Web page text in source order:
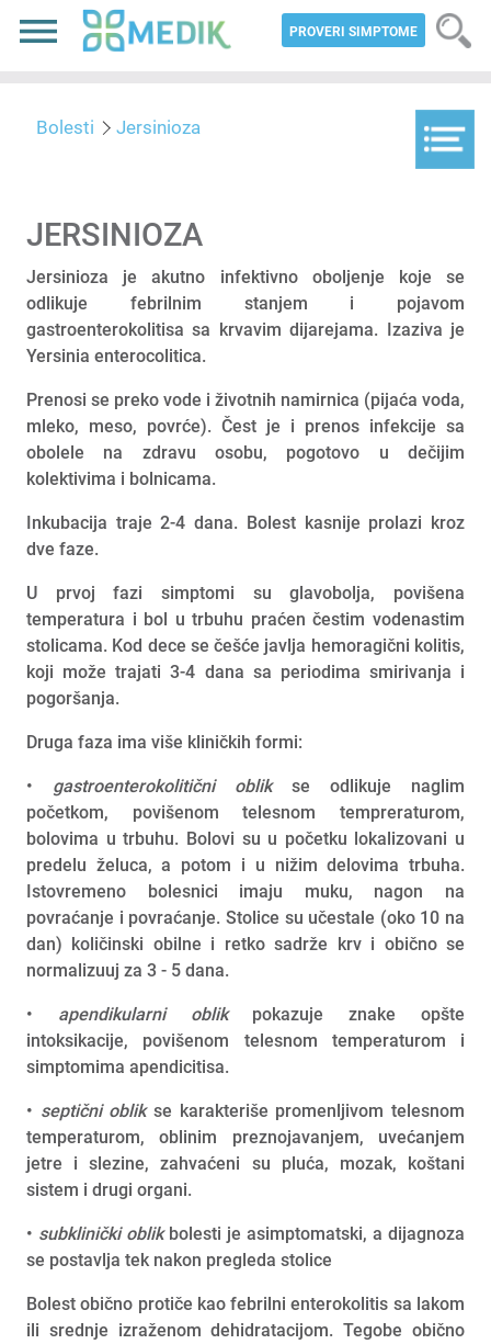
PROVERI SIMPTOME
Bolesti ​Jersinioza
​JERSINIOZA
Jersinioza je akutno infektivno oboljenje koje se
odlikuje febrilnim stanjem i pojavom
gastroenterokolitisa sa krvavim dijarejama. Izaziva je
Yersinia enterocolitica.
Prenosi se preko vode i životnih namirnica (pijaća voda,
mleko, meso, povrće). Čest je i prenos infekcije sa
obolele na zdravu osobu, pogotovo u dečijim
kolektivima i bolnicama.
Inkubacija traje 2-4 dana. Bolest kasnije prolazi kroz
dve faze.
U prvoj fazi simptomi su glavobolja, povišena
temperatura i bol u trbuhu praćen čestim vodenastim
stolicama. Kod dece se češće javlja hemoragični kolitis,
koji može trajati 3-4 dana sa periodima smirivanja i
pogoršanja.
Druga faza ima više kliničkih formi:
• gastroenterokolitični oblikse odlikuje naglim
početkom, povišenom telesnom tempreraturom,
bolovima u trbuhu. Bolovi su u početku lokalizovani u
predelu želuca, a potom i u nižim delovima trbuha.
Istovremeno bolesnici imaju muku, nagon na
povraćanje i povraćanje. Stolice su učestale (oko 10 na
dan) količinski obilne i retko sadrže krv i obično se
normalizuuj za 3 - 5 dana.
• apendikularni oblikpokazuje znake opšte
intoksikacije, povišenom telesnom temperaturom i
simptomima apendicitisa.
• septični oblikse karakteriše promenljivom telesnom
temperaturom, oblinim preznojavanjem, uvećanjem
jetre i slezine, zahvaćeni su pluća, mozak, koštani
sistem i drugi organi.
• subklinički oblikbolesti je asimptomatski, a dijagnoza
se postavlja tek nakon pregleda stolice
Bolest obično protiče kao febrilni enterokolitis sa lakom
ili srednje izraženom dehidratacijom. Tegobe obično